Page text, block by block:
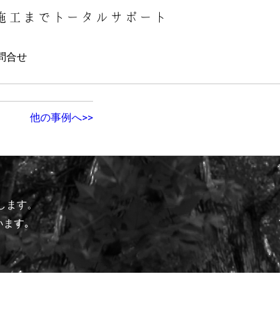
までトータルサポート
合せ
他の事例へ>>
ます。
す｡